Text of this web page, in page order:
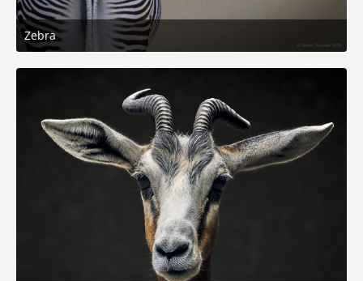
Zebra
11. Oktober 2025 um 18:44
6